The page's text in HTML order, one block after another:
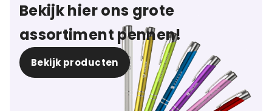
Bekijk hier ons grote
assortiment pennen!
Bekijk producten